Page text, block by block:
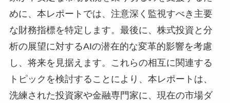
めに、本レポートでは、注意深く監視すべき主要
な財務指標を特定します。最後に、株式投資と分
析の展望に対するAIの潜在的な変革的影響を考慮
し、将来を見据えます。これらの相互に関連する
トピックを検討することにより、本レポートは、
洗練された投資家や金融専門家に、現在の市場ダ